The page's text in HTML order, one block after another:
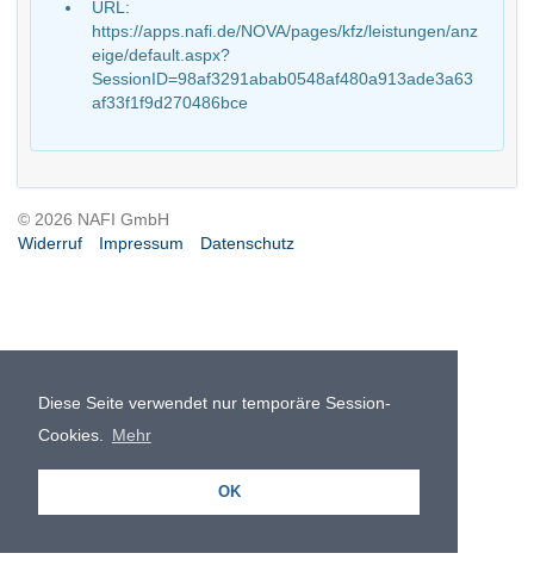
Diese Seite verwendet nur temporäre Session-
Cookies.
Mehr
OK
URL:
https://apps.nafi.de/NOVA/pages/kfz/leistungen/anz
eige/default.aspx?
SessionID=98af3291abab0548af480a913ade3a63
af33f1f9d270486bce
© 2026 NAFI GmbH
Widerruf
Impressum Datenschutz